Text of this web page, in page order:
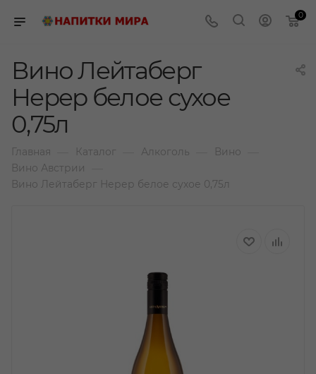
0
Вино Лейтаберг
Нерер белое сухое
0,75л
Главная Каталог Алкоголь Вино
Вино Австрии
Вино Лейтаберг Нерер белое сухое 0,75л